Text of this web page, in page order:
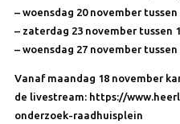
– woensdag 20 november tussen
– zaterdag 23 november tussen
– woensdag 27 november tussen
Vanaf maandag 18 november
de livestream: https://
onderzoek-raadhuisplein